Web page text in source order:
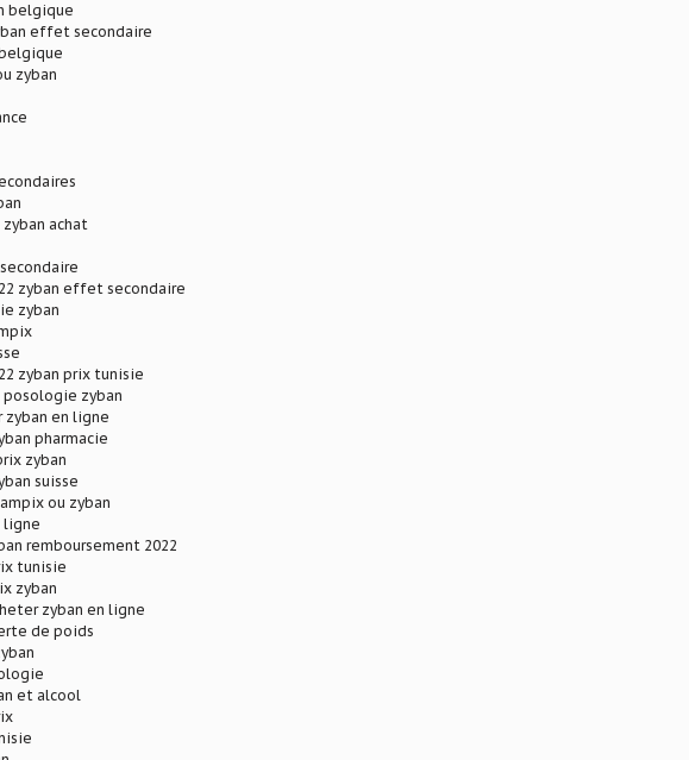
belgique
effet secondaire
zyban
achat
zyban effet secondaire
zyban
zyban prix tunisie
zyban
zyban en ligne
pharmacie
zyban
suisse
ou zyban
ligne
remboursement 2022
tunisie
zyban
zyban en ligne
de poids
et alcool